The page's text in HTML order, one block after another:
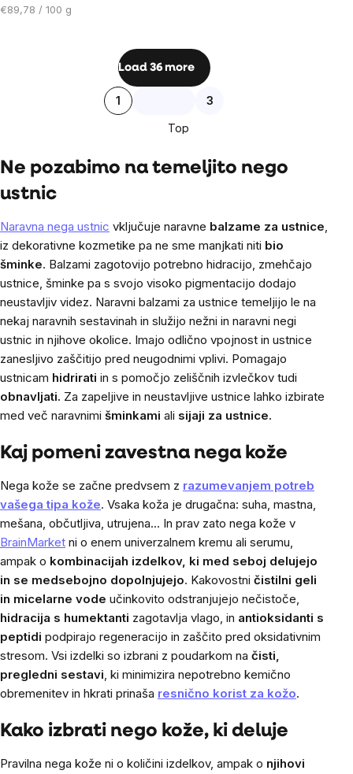
Cena
€89,78 / 100 g
Listing
controls
Load 36 more
Pagination
1 3
Top
Ne pozabimo na temeljito nego
ustnic
Naravna nega ustnic vključuje naravne balzame za ustnice,
iz dekorativne kozmetike pa ne sme manjkati niti bio
šminke. Balzami zagotovijo potrebno hidracijo, zmehčajo
ustnice, šminke pa s svojo visoko pigmentacijo dodajo
neustavljiv videz. Naravni balzami za ustnice temeljijo le na
nekaj naravnih sestavinah in služijo nežni in naravni negi
ustnic in njihove okolice. Imajo odlično vpojnost in ustnice
zanesljivo zaščitijo pred neugodnimi vplivi. Pomagajo
ustnicam hidrirati in s pomočjo zeliščnih izvlečkov tudi
obnavljati. Za zapeljive in neustavljive ustnice lahko izbirate
med več naravnimi šminkami ali sijaji za ustnice.
Kaj pomeni zavestna nega kože
Nega kože se začne predvsem z razumevanjem potreb
vašega tipa kože. Vsaka koža je drugačna: suha, mastna,
mešana, občutljiva, utrujena… In prav zato nega kože v
BrainMarket ni o enem univerzalnem kremu ali serumu,
ampak o kombinacijah izdelkov, ki med seboj delujejo
in se medsebojno dopolnjujejo. Kakovostni čistilni geli
in micelarne vode učinkovito odstranjujejo nečistoče,
hidracija s humektanti zagotavlja vlago, in antioksidanti s
peptidi podpirajo regeneracijo in zaščito pred oksidativnim
stresom. Vsi izdelki so izbrani z poudarkom na čisti,
pregledni sestavi, ki minimizira nepotrebno kemično
obremenitev in hkrati prinaša resnično korist za kožo.
Kako izbrati nego kože, ki deluje
Pravilna nega kože ni o količini izdelkov, ampak o njihovi